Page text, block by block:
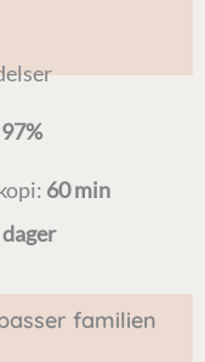
97%
60 min
familien